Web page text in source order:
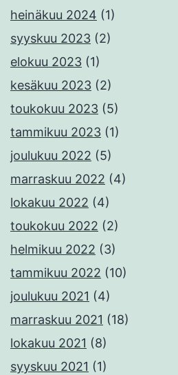
heinäkuu 2024 (1)
syyskuu 2023 (2)
elokuu 2023 (1)
kesäkuu 2023 (2)
toukokuu 2023 (5)
tammikuu 2023 (1)
joulukuu 2022 (5)
marraskuu 2022 (4)
lokakuu 2022 (4)
toukokuu 2022 (2)
helmikuu 2022 (3)
tammikuu 2022 (10)
joulukuu 2021 (4)
marraskuu 2021 (18)
lokakuu 2021 (8)
syyskuu 2021 (1)